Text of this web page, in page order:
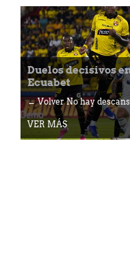
Duelos decisivos
Ecuabet
← Volver No hay
VER MÁS